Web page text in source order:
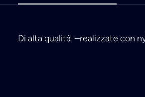
Di alta qualità –realizzate con